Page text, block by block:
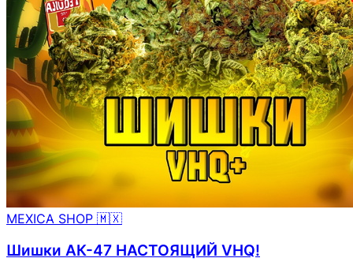
MEXICA SHOP 🇲🇽
Шишки АК-47 НАСТОЯЩИЙ VHQ!